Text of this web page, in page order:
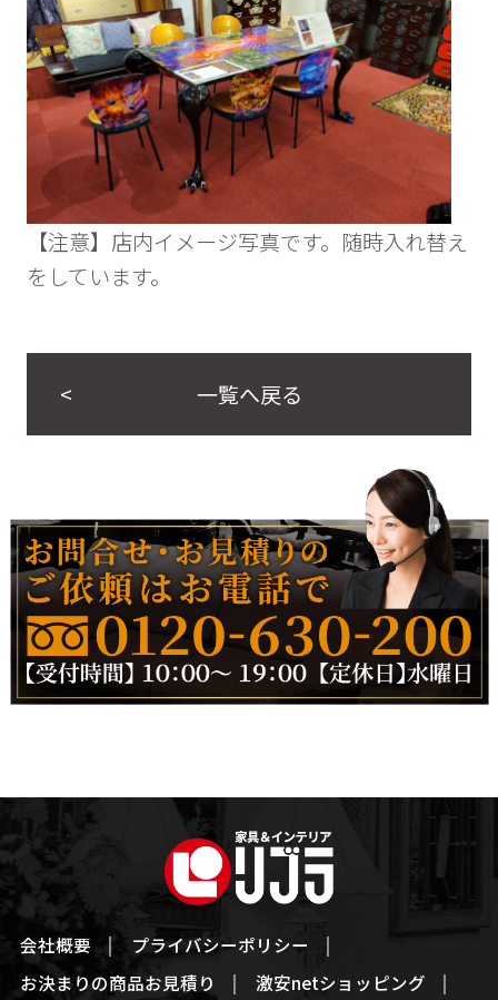
【注意】店内イメージ写真です。随時入れ替え
をしています。
一覧へ戻る
会社概要
プライバシーポリシー
お決まりの商品お見積り
激安netショッピング